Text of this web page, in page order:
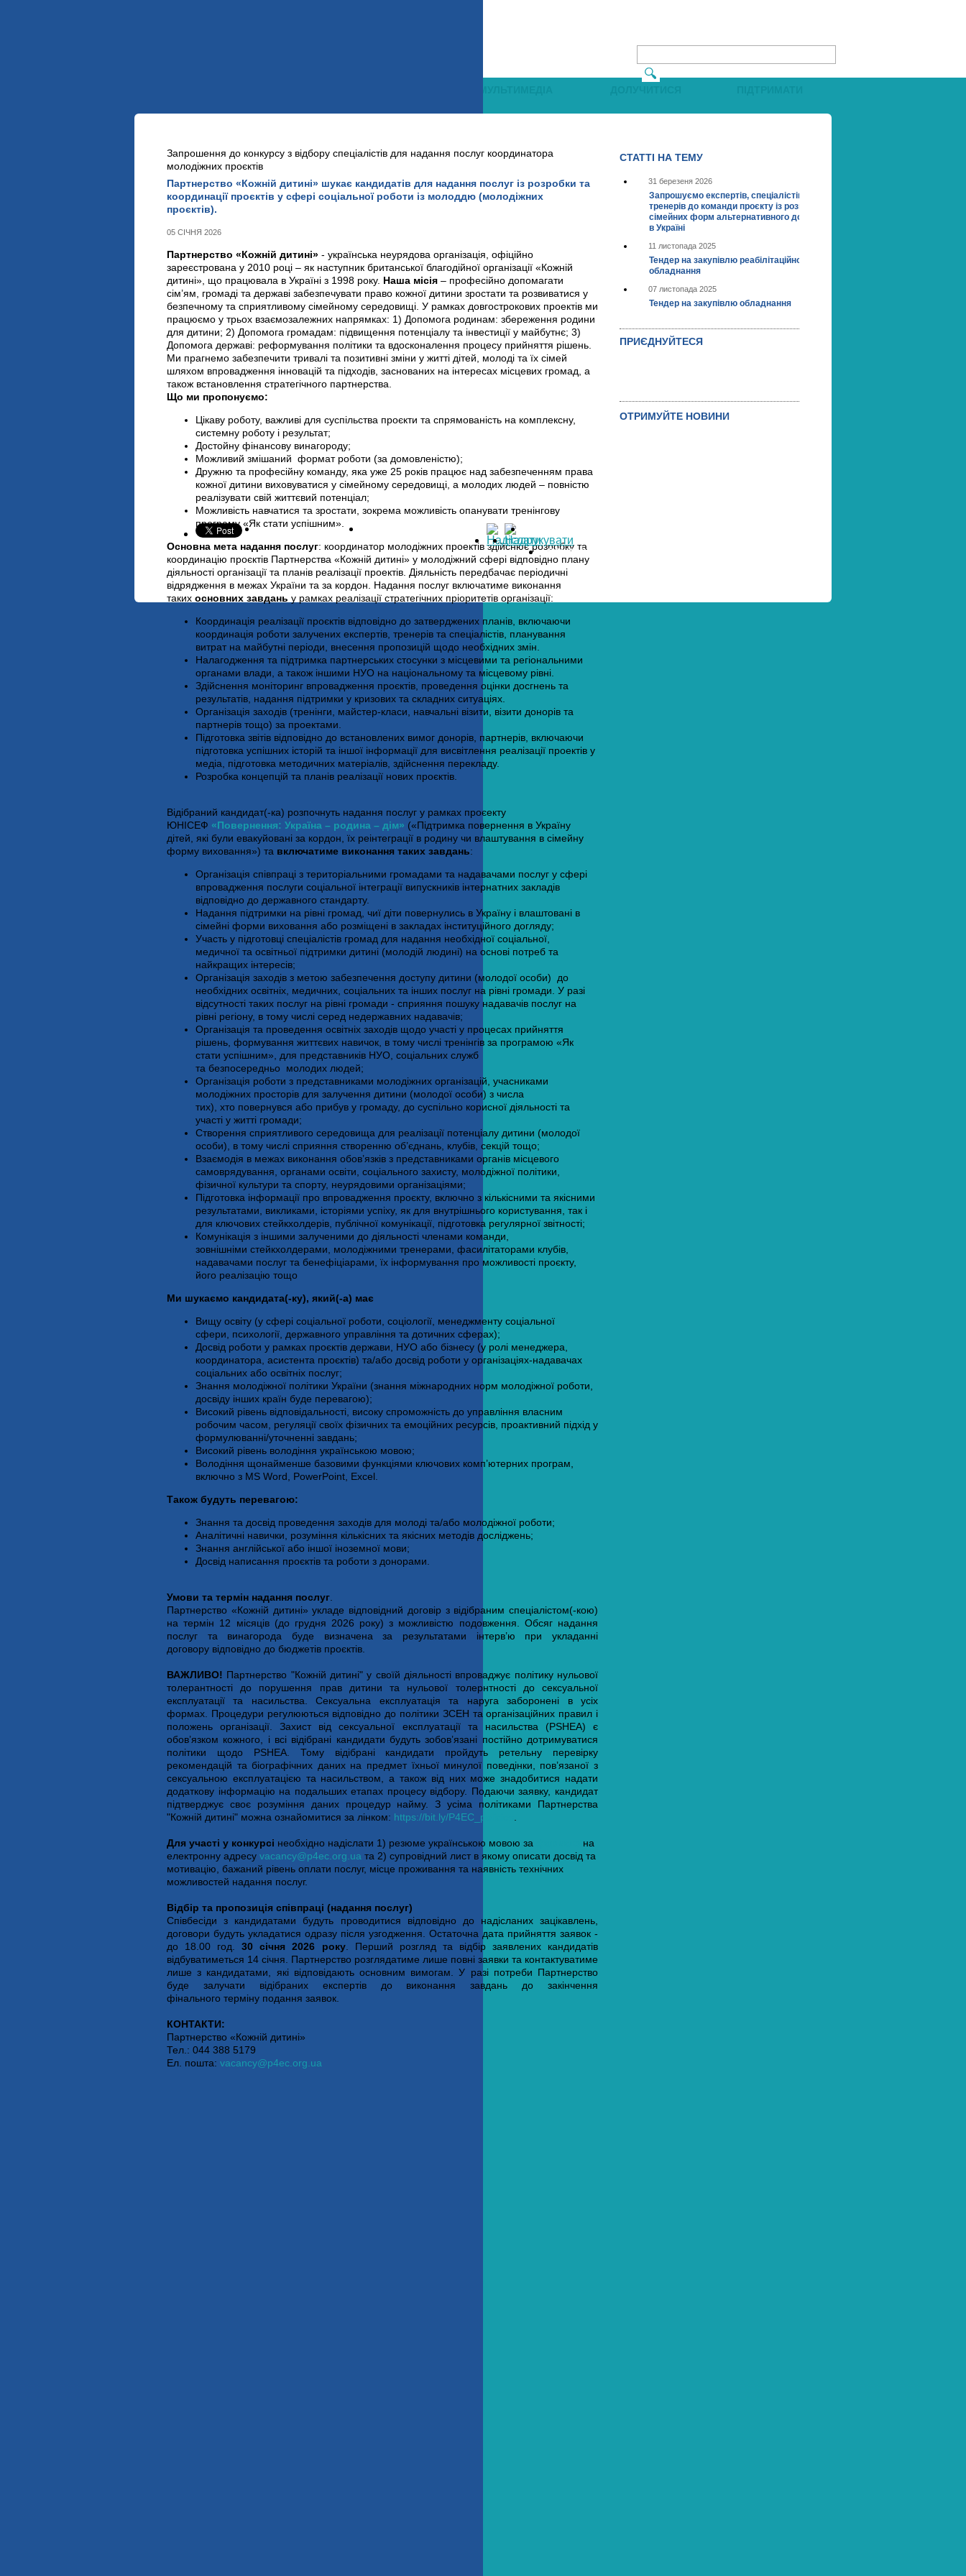
ВCI НОВИНИ
Запрошення до конкурсу з відбору спеціалістів для надання послуг координатора
молодіжних проєктів
Партнерство «Кожній дитині» шукає кандидатів для надання послуг із розробки та
координації проєктів у сфері соціальної роботи із молоддю (молодіжних
проєктів).
05 СІЧНЯ 2026
Партнерство «Кожній дитині» - українська неурядова організація, офіційно
зареєстрована у 2010 році – як наступник британської благодійної організації «Кожній
дитині», що працювала в Україні з 1998 року. Наша місія – професійно допомагати
сім’ям, громаді та державі забезпечувати право кожної дитини зростати та розвиватися у
безпечному та сприятливому сімейному середовищі. У рамках довгострокових проектів ми
працюємо у трьох взаємозалежних напрямках: 1) Допомога родинам: збереження родини
для дитини; 2) Допомога громадам: підвищення потенціалу та інвестиції у майбутнє; 3)
Допомога державі: реформування політики та вдосконалення процесу прийняття рішень.
Ми прагнемо забезпечити тривалі та позитивні зміни у житті дітей, молоді та їх сімей
шляхом впровадження інновацій та підходів, заснованих на інтересах місцевих громад, а
також встановлення стратегічного партнерства.
Що ми пропонуємо:
Цікаву роботу, важливі для суспільства проєкти та спрямованість на комплексну,
системну роботу і результат;
Достойну фінансову винагороду;
Можливий змішаний формат роботи (за домовленістю);
Дружню та професійну команду, яка уже 25 років працює над забезпеченням права
кожної дитини виховуватися у сімейному середовищі, а молодих людей – повністю
реалізувати свій життєвий потенціал;
Можливість навчатися та зростати, зокрема можливість опанувати тренінгову
програму «Як стати успішним».
Основна мета надання послуг: координатор молодіжних проектів здійснює розробку та
координацію проєктів Партнерства «Кожній дитині» у молодіжний сфері відповідно плану
діяльності організації та планів реалізації проектів. Діяльність передбачає періодичні
відрядження в межах України та за кордон. Надання послуг включатиме виконання
таких основних завдань у рамках реалізації стратегічних пріоритетів організації:
Координація реалізації проєктів відповідно до затверджених планів, включаючи
координація роботи залучених експертів, тренерів та спеціалістів, планування
витрат на майбутні періоди, внесення пропозицій щодо необхідних змін.
Налагодження та підтримка партнерських стосунки з місцевими та регіональними
органами влади, а також іншими НУО на національному та місцевому рівні.
Здійснення моніторинг впровадження проєктів, проведення оцінки досгнень та
результатів, надання підтримки у кризових та складних ситуаціях.
Організація заходів (тренінги, майстер-класи, навчальні візити, візити донорів та
партнерів тощо) за проектами.
Підготовка звітів відповідно до встановлених вимог донорів, партнерів, включаючи
підготовка успішних історій та іншої інформації для висвітлення реалізації проектів у
медіа, підготовка методичних матеріалів, здійснення перекладу.
Розробка концепцій та планів реалізації нових проєктів.
Відібраний кандидат(-ка) розпочнуть надання послуг у рамках проєекту
ЮНІСЕФ «Повернення: Україна – родина – дім» («Підтримка повернення в Україну
дітей, які були евакуйовані за кордон, їх реінтеграції в родину чи влаштування в сімейну
форму виховання») та включатиме виконання таких завдань:
Організація співпраці з територіальними громадами та надавачами послуг у сфері
впровадження послуги соціальної інтеграції випускників інтернатних закладів
відповідно до державного стандарту.
Надання підтримки на рівні громад, чиї діти повернулись в Україну і влаштовані в
сімейні форми виховання або розміщені в закладах інституційного догляду;
Участь у підготовці спеціалістів громад для надання необхідної соціальної,
медичної та освітньої підтримки дитині (молодій людині) на основі потреб та
найкращих інтересів;
Організація заходів з метою забезпечення доступу дитини (молодої особи) до
необхідних освітніх, медичних, соціальних та інших послуг на рівні громади. У разі
відсутності таких послуг на рівні громади - сприяння пошуку надавачів послуг на
рівні регіону, в тому числі серед недержавних надавачів;
Організація та проведення освітніх заходів щодо участі у процесах прийняття
рішень, формування життєвих навичок, в тому числі тренінгів за програмою «Як
стати успішним», для представників НУО, соціальних служб
та безпосередньо молодих людей;
Організація роботи з представниками молодіжних організацій, учасниками
молодіжних просторів для залучення дитини (молодої особи) з числа
тих), хто повернувся або прибув у громаду, до суспільно корисної діяльності та
участі у житті громади;
Створення сприятливого середовища для реалізації потенціалу дитини (молодої
особи), в тому числі сприяння створенню об’єднань, клубів, секцій тощо;
Взаємодія в межах виконання обов’язків з представниками органів місцевого
самоврядування, органами освіти, соціального захисту, молодіжної політики,
фізичної культури та спорту, неурядовими організаціями;
Підготовка інформації про впровадження проєкту, включно з кількісними та якісними
результатами, викликами, історіями успіху, як для внутрішнього користування, так і
для ключових стейкхолдерів, публічної комунікації, підготовка регулярної звітності;
Комунікація з іншими залученими до діяльності членами команди,
зовнішніми стейкхолдерами, молодіжними тренерами, фасилітаторами клубів,
надавачами послуг та бенефіціарами, їх інформування про можливості проєкту,
його реалізацію тощо
Ми шукаємо кандидата(-ку), який(-а) має
Вищу освіту (у сфері соціальної роботи, соціології, менеджменту соціальної
сфери, психології, державного управління та дотичних сферах);
Досвід роботи у рамках проєктів держави, НУО або бізнесу (у ролі менеджера,
координатора, асистента проєктів) та/або досвід роботи у організаціях-надавачах
соціальних або освітніх послуг;
Знання молодіжної політики України (знання міжнародних норм молодіжної роботи,
досвіду інших країн буде перевагою);
Високий рівень відповідальності, високу спроможність до управління власним
робочим часом, регуляції своїх фізичних та емоційних ресурсів, проактивний підхід у
формулюванні/уточненні завдань;
Високий рівень володіння українською мовою;
Володіння щонайменше базовими функціями ключових комп’ютерних програм,
включно з MS Word, PowerPoint, Excel.
Також будуть перевагою:
Знання та досвід проведення заходів для молоді та/або молодіжної роботи;
Аналітичні навички, розуміння кількісних та якісних методів досліджень;
Знання англійської або іншої іноземної мови;
Досвід написання проєктів та роботи з донорами.
Умови та термін надання послуг
Партнерство «Кожній дитині» укладе відповідний договір з відібраним спеціалістом(-кою)
на термін 12 місяців (до грудня 2026 року) з можливістю подовження. Обсяг надання
послуг та винагорода буде визначена за результатами інтерв’ю при укладанні
договору відповідно до бюджетів проєктів.
ВАЖЛИВО! Партнерство "Кожній дитині" у своїй діяльності впроваджує політику нульової
толерантності до порушення прав дитини та нульової толернтності до сексуальної
експлуатації та насильства. Сексуальна експлуатація та наруга заборонені в усіх
формах. Процедури регулюються відповідно до політики ЗСЕН та організаційних правил і
положень організації. Захист від сексуальної експлуатації та насильства (PSHEA) є
обов’язком кожного, і всі відібрані кандидати будуть зобов’язані постійно дотримуватися
політики щодо PSHEA. Тому відібрані кандидати пройдуть ретельну перевірку
рекомендацій та біографічних даних на предмет їхньої минулої поведінки, пов’язаної з
сексуальною експлуатацією та насильством, а також від них може знадобитися надати
додаткову інформацію на подальших етапах процесу відбору. Подаючи заявку, кандидат
підтверджує своє розуміння даних процедур найму. З усіма політиками Партнерства
"Кожній дитині" можна ознайомитися за лінком: https://bit.ly/P4EC_policies
Для участі у конкурсі необхідно надіслати 1) резюме українською мовою за
на
електронну адресу vacancy@p4ec.org.ua та 2) супровідний лист в якому описати досвід та
мотивацію, бажаний рівень оплати послуг, місце проживання та наявність технічних
можливостей надання послуг.
Відбір та пропозиція співпраці (надання послуг)
Співбесіди з кандидатами будуть проводитися відповідно до надісланих зацікавлень,
договори будуть укладатися одразу після узгодження. Остаточна дата прийняття заявок -
до 18.00 год.30 січня 2026 року. Перший розгляд та відбір заявлених кандидатів
відбуватиметься 14 січня. Партнерство розглядатиме лише повні заявки та контактуватиме
лише з кандидатами, які відповідають основним вимогам. У разі потреби Партнерство
буде залучати відібраних експертів до виконання завдань до закінчення
фінального терміну подання заявок.
КОНТАКТИ:
Партнерство «Кожній дитині»
Тел.: 044 388 5179
Ел. пошта: vacancy@p4ec.org.ua
СТАТТI НА ТЕМУ
31 березеня 2026
Запрошуємо експертів, спеціалістів та
тренерів до команди проєкту із розвитку
сімейних форм альтернативного догляду
в Україні
11 листопада 2025
Тендер на закупівлю реабілітаційного
обладнання
07 листопада 2025
Тендер на закупівлю обладнання
ПРИЄДНУЙТЕСЯ
ОТРИМУЙТЕ НОВИНИ